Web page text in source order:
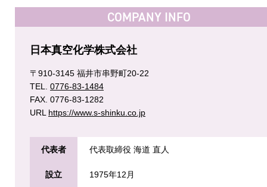
COMPANY INFO
日本真空化学株式会社
〒910-3145 福井市串野町20-22
TEL. 0776-83-1484
FAX. 0776-83-1282
URL https://www.s-shinku.co.jp
代表者 代表取締役 海道 直人
設立 1975年12月